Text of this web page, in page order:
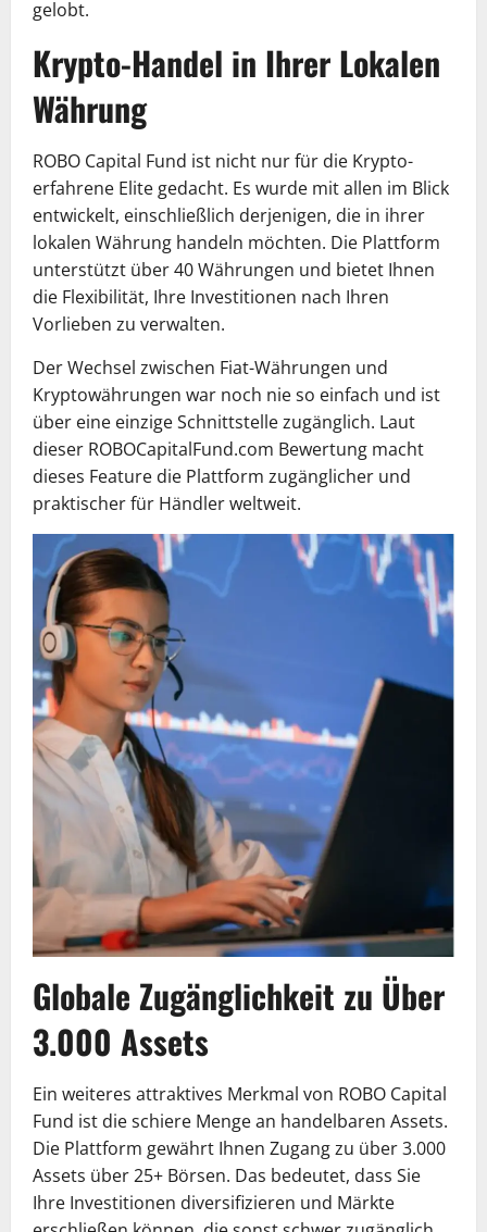
gelobt.
Krypto-Handel in Ihrer Lokalen
Währung
ROBO Capital Fund ist nicht nur für die Krypto-
erfahrene Elite gedacht. Es wurde mit allen im Blick
entwickelt, einschließlich derjenigen, die in ihrer
lokalen Währung handeln möchten. Die Plattform
unterstützt über 40 Währungen und bietet Ihnen
die Flexibilität, Ihre Investitionen nach Ihren
Vorlieben zu verwalten.
Der Wechsel zwischen Fiat-Währungen und
Kryptowährungen war noch nie so einfach und ist
über eine einzige Schnittstelle zugänglich. Laut
dieser ROBOCapitalFund.com Bewertung macht
dieses Feature die Plattform zugänglicher und
praktischer für Händler weltweit.
Globale Zugänglichkeit zu Über
3.000 Assets
Ein weiteres attraktives Merkmal von ROBO Capital
Fund ist die schiere Menge an handelbaren Assets.
Die Plattform gewährt Ihnen Zugang zu über 3.000
Assets über 25+ Börsen. Das bedeutet, dass Sie
Ihre Investitionen diversifizieren und Märkte